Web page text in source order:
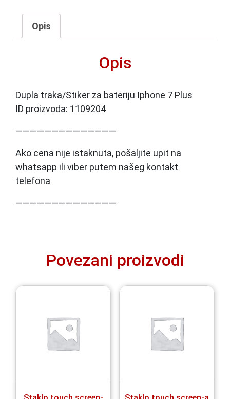
Opis
Opis
Dupla traka/Stiker za bateriju Iphone 7 Plus
ID proizvoda: 1109204
——————————————
Ako cena nije istaknuta, pošaljite upit na
whatsapp ili viber putem našeg kontakt
telefona
——————————————
Povezani proizvodi